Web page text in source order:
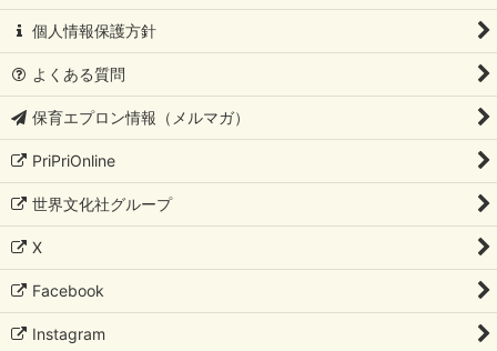
個人情報保護方針
よくある質問
保育エプロン情報（メルマガ）
PriPriOnline
世界文化社グループ
X
Facebook
Instagram